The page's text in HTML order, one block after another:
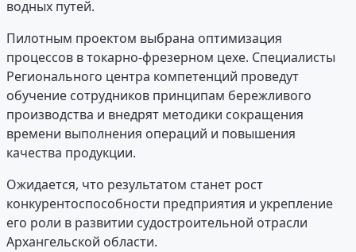
водных путей.
Пилотным проектом выбрана оптимизация
процессов в токарно-фрезерном цехе. Специалисты
Регионального центра компетенций проведут
обучение сотрудников принципам бережливого
производства и внедрят методики сокращения
времени выполнения операций и повышения
качества продукции.
Ожидается, что результатом станет рост
конкурентоспособности предприятия и укрепление
его роли в развитии судостроительной отрасли
Архангельской области.